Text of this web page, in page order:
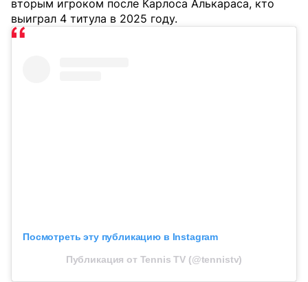
вторым игроком после Карлоса Алькараса, кто
выиграл 4 титула в 2025 году.
Посмотреть эту публикацию в Instagram
Публикация от Tennis TV (@tennistv)